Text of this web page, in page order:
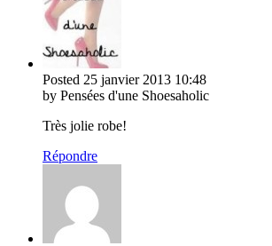
Posted 25 janvier 2013 10:48
by Pensées d'une Shoesaholic
Très jolie robe!
Répondre